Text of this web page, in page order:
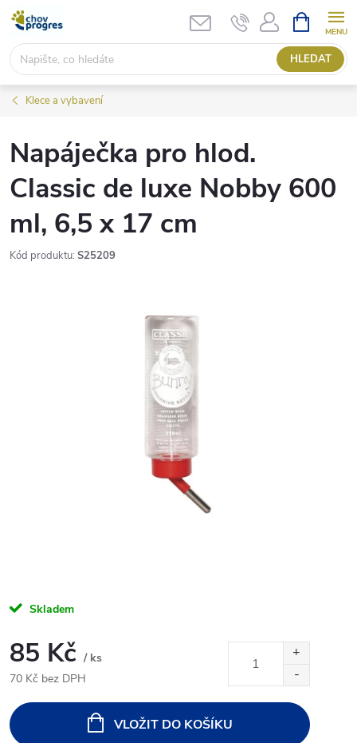
Přejít
obsah
HLEDAT
NÁKUPNÍ
KOŠÍK
Klece a vybavení
Napáječka pro hlod.
Classic de luxe Nobby 600
ml, 6,5 x 17 cm
Kód produktu: S25209
Skladem
85 Kč / ks
70 Kč bez DPH
cena:
VLOŽIT DO KOŠÍKU